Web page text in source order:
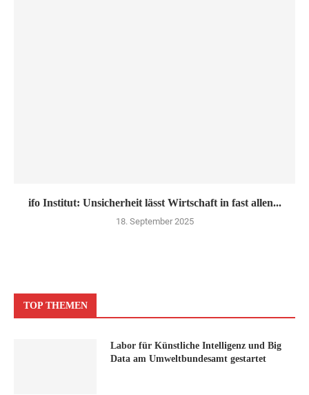
ifo Institut: Unsicherheit lässt Wirtschaft in fast allen...
18. September 2025
TOP THEMEN
Labor für Künstliche Intelligenz und Big
Data am Umweltbundesamt gestartet